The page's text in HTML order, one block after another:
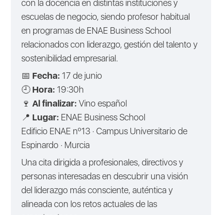
con la docencia en distintas instituciones y
escuelas de negocio, siendo profesor habitual
en programas de ENAE Business School
relacionados con liderazgo, gestión del talento y
sostenibilidad empresarial.
📅 Fecha: 17 de junio
🕘Hora: 19:30h
🍷 Al finalizar: Vino español
📍 Lugar: ENAE Business School
Edificio ENAE nº13 · Campus Universitario de
Espinardo · Murcia
Una cita dirigida a profesionales, directivos y
personas interesadas en descubrir una visión
del liderazgo más consciente, auténtica y
alineada con los retos actuales de las